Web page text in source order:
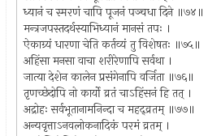
ध्यानं च स्मरणं चापि पूजनं पञ्चधा दिने ॥७४॥
मन्त्रजपस्तदर्थस्याभिध्यानं मानसं तपः ।
ऐकाग्र्यं धारणा चेति कर्तव्यं तु विशेषतः ॥७५॥
अहिंसा मनसा वाचा शरीरेणापि सर्वथा ।
जात्या देशेन कालेन प्रसंगेनापि वर्जिता ॥७६॥
तृणच्छेदोपि नो कार्यो व्रतं चाऽहिंसनं हि तत् ।
अद्रोहः सर्वभूतानामनिन्दा च महद्व्रतम् ॥७७॥
अन्यवृत्ताऽनवलोकनादिकं परमं व्रतम् ।